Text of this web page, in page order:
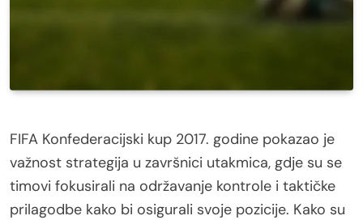
FIFA Konfederacijski kup 2017. godine pokazao je
važnost strategija u završnici utakmica, gdje su se
timovi fokusirali na održavanje kontrole i taktičke
prilagodbe kako bi osigurali svoje pozicije. Kako su